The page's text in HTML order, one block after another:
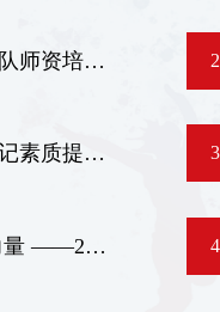
2026年湖北省少先队鼓号队师资培训班举办
2026年全省基层团组织书记素质提升班开展“读书赋能·青春启航”主题读书会活动
牢记初心使命 凝聚青春力量 ——2026年湖北省基层团组织书记素质提升班学员临时党支部开展党员集体过“政治生日”活动
2
3
4